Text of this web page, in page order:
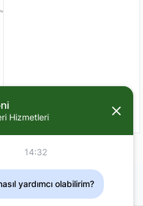
Hizmetleri
14:32
yardımcı olabilirim?